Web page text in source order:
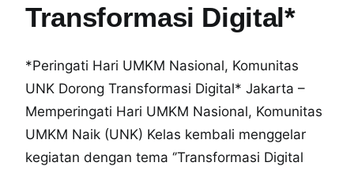
Transformasi Digital*
*Peringati Hari UMKM Nasional, Komunitas
UNK Dorong Transformasi Digital* Jakarta –
Memperingati Hari UMKM Nasional, Komunitas
UMKM Naik (UNK) Kelas kembali menggelar
kegiatan dengan tema ‘’Transformasi Digital